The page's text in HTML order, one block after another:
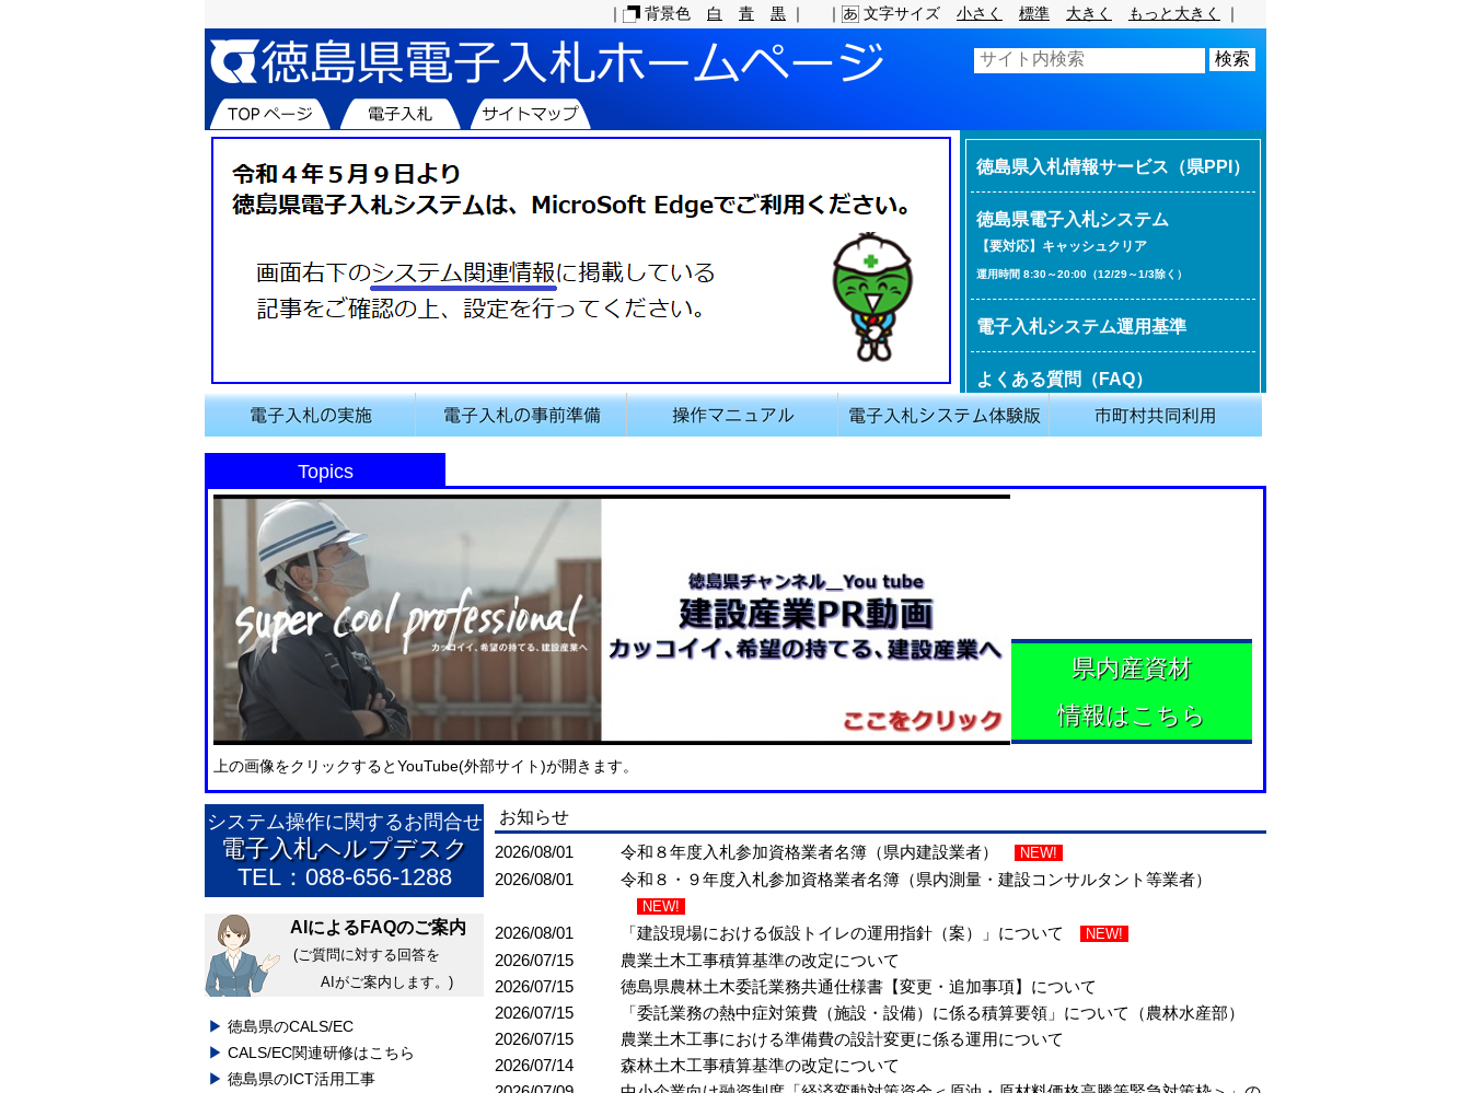
｜ 背景色 白 青 黒 ｜ ｜ 文字サイズ 小さく 標準 大きく もっと大きく ｜
徳島県入札情報サービス（県PPI）
徳島県電子入札システム
【要対応】キャッシュクリア
運用時間 8:30～20:00（12/29～1/3除く）
電子入札システム運用基準
よくある質問（FAQ）
Topics
上の画像をクリックするとYouTube(外部サイト)が開きます。
県内産資材
情報はこちら
お知らせ
2026/08/01
令和８年度入札参加資格業者名簿（県内建設業者） NEW!
2026/08/01 令和８・９年度入札参加資格業者名簿（県内測量・建設コンサルタント等業者）
NEW!
2026/08/01 「建設現場における仮設トイレの運用指針（案）」について NEW!
2026/07/15
農業土木工事積算基準の改定について
2026/07/15
徳島県農林土木委託業務共通仕様書【変更・追加事項】について
2026/07/15
「委託業務の熱中症対策費（施設・設備）に係る積算要領」について（農林水産部）
2026/07/15
農業土木工事における準備費の設計変更に係る運用について
2026/07/14
森林土木工事積算基準の改定について
システム操作に関するお問合せ
電子入札ヘルプデスク
TEL：088-656-1288
AIによるFAQのご案内
(ご質問に対する回答を
AIがご案内します。)
徳島県のCALS/EC
CALS/EC関連研修はこちら
徳島県のICT活用工事